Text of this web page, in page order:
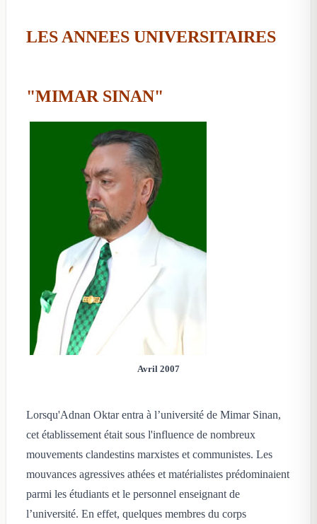
LES ANNEES UNIVERSITAIRES
"MIMAR SINAN"
Avril 2007
Lorsqu'Adnan Oktar entra à l’université de Mimar Sinan,
cet établissement était sous l'influence de nombreux
mouvements clandestins marxistes et communistes. Les
mouvances agressives athées et matérialistes prédominaient
parmi les étudiants et le personnel enseignant de
l’université. En effet, quelques membres du corps